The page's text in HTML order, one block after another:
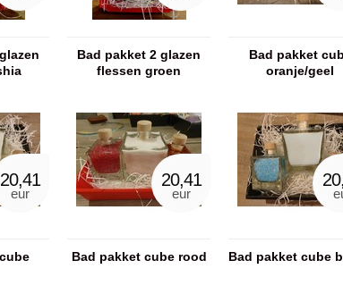
Bad pakket 2 glazen
flessen groen
Bad pakket
oranje/geel
20,41
eur
20,41
eur
Bad pakket cube rood Bad pakket cube